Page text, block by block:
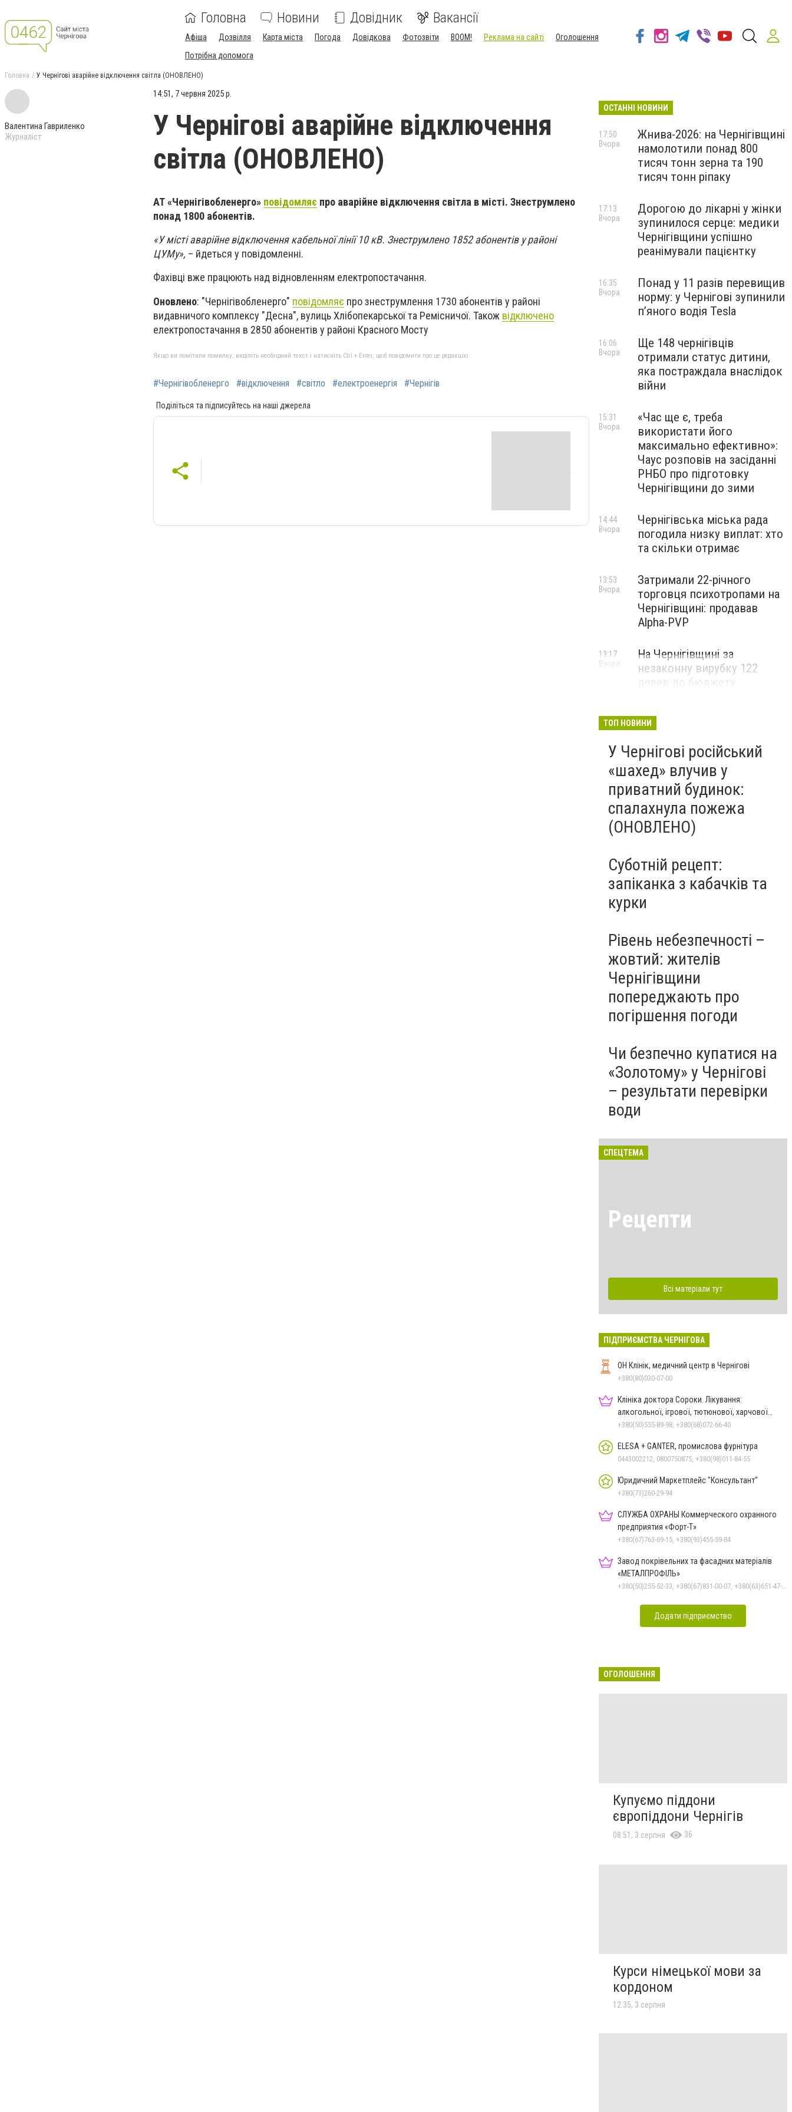
Головна Новини Довідник Вакансії
Афіша Дозвілля Карта міста Погода Довідкова Фотозвіти BOOM! Реклама на сайті
Оголошення
Потрібна допомога
Головна У Чернігові аварійне відключення світла (ОНОВЛЕНО)
Валентина Гавриленко
Журналіст
14:51, 7 червня 2025 р.
У Чернігові аварійне відключення
світла (ОНОВЛЕНО)
АТ «Чернігівобленерго» повідомляє про аварійне відключення світла в місті. Знеструмлено
понад 1800 абонентів.
«У місті аварійне відключення кабельної лінії 10 кВ. Знеструмлено 1852 абонентів у районі
ЦУМу», – йдеться у повідомленні.
Фахівці вже працюють над відновленням електропостачання.
Оновлено: "Чернігівобленерго" повідомляє про знеструмлення 1730 абонентів у районі
видавничого комплексу "Десна", вулиць Хлібопекарської та Ремісничої. Також відключено
електропостачання в 2850 абонентів у районі Красного Мосту
Якщо ви помітили помилку, виділіть необхідний текст і натисніть Ctrl + Enter, щоб повідомити про це редакцію
#Чернігівобленерго #відключення #світло #електроенергія #Чернігів
Поділіться та підписуйтесь на наші джерела
ОСТАННІ НОВИНИ
Жнива-2026: на Чернігівщині
намолотили понад 800
тисяч тонн зерна та 190
тисяч тонн ріпаку
17:50
Вчора
Дорогою до лікарні у жінки
зупинилося серце: медики
Чернігівщини успішно
реанімували пацієнтку
17:13
Вчора
Понад у 11 разів перевищив
норму: у Чернігові зупинили
пʼяного водія Tesla
16:35
Вчора
Ще 148 чернігівців
отримали статус дитини,
яка постраждала внаслідок
війни
16:06
Вчора
«Час ще є, треба
використати його
максимально ефективно»:
Чаус розповів на засіданні
РНБО про підготовку
Чернігівщини до зими
15:31
Вчора
Чернігівська міська рада
погодила низку виплат: хто
та скільки отримає
14:44
Вчора
Затримали 22-річного
торговця психотропами на
Чернігівщині: продавав
Alpha-PVP
13:53
Вчора
На Чернігівщині за
незаконну вирубку 122
дерев до бюджету
13:17
Вчора
ТОП НОВИНИ
У Чернігові російський
«шахед» влучив у
приватний будинок:
спалахнула пожежа
(ОНОВЛЕНО)
Суботній рецепт:
запіканка з кабачків та
курки
Рівень небезпечності –
жовтий: жителів
Чернігівщини
попереджають про
погіршення погоди
Чи безпечно купатися на
«Золотому» у Чернігові
– результати перевірки
води
СПЕЦТЕМА
Рецепти
Всі матеріали тут
ПІДПРИЄМСТВА ЧЕРНІГОВА
ОН Клінік, медичний центр в Чернігові
+380(80)030-07-00
Клініка доктора Сороки. Лікування:
алкогольної, ігрової, тютюнової, харчової
залежностей, неврозів т
+380(50)555-89-98, +380(68)072-66-40
ELESA + GANTER, промислова фурнітура
0443002212, 0800750875, +380(98)011-84-55
Юридичний Маркетплейс "Консультант"
+380(73)260-29-94
СЛУЖБА ОХРАНЫ Коммерческого охранного
предприятия «Форт-Т»
+380(67)763-69-15, +380(93)455-59-84
Завод покрівельних та фасадних матеріалів
«МЕТАЛПРОФІЛЬ»
Додати підприємство
ОГОЛОШЕННЯ
Купуємо піддони
європіддони Чернігів
08:51, 3 серпня 36
Курси німецької мови за
кордоном
12:35, 3 серпня